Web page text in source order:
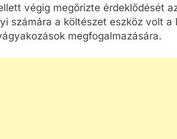
végig megőrizte érdeklődését
számára a költészet eszköz volt
megfogalmazására.